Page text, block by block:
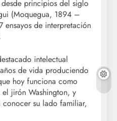
principios del siglo
(Moquegua, 1894 –
ensayos de interpretación
intelectual
de vida produciendo
hoy funciona como
jirón Washington, y
su lado familiar,